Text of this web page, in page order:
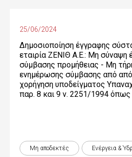
25/06/2024
Δημοσιοποίηση έγγραφης
εταιρία ΖΕΝΙΘ Α.Ε.: Μη σύναψη
σύμβασης προμήθειας - Μη
ενημέρωσης σύμβασης από
χορήγηση υποδείγματος
παρ. 8 και 9 ν. 2251/1994 όπως
Μη αποδεκτές Ενέργεια &